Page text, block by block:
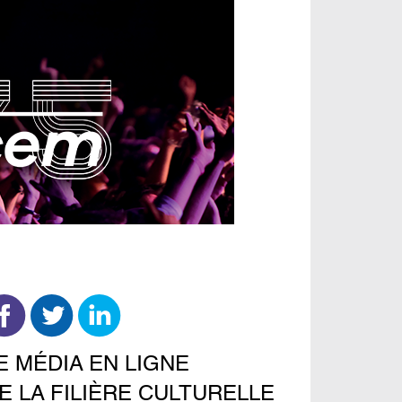
MÉDIA EN LIGNE
LA FILIÈRE CULTURELLE